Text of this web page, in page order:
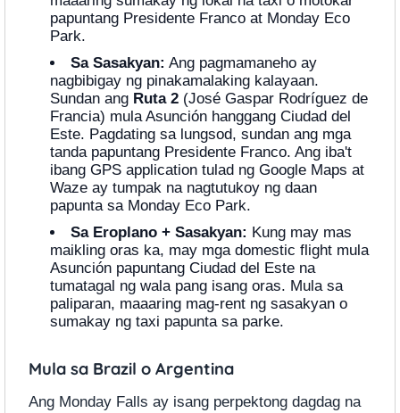
papuntang Presidente Franco at Monday Eco
Park.
Sa Sasakyan: Ang pagmamaneho ay
nagbibigay ng pinakamalaking kalayaan.
Sundan ang Ruta 2 (José Gaspar Rodríguez de
Francia) mula Asunción hanggang Ciudad del
Este. Pagdating sa lungsod, sundan ang mga
tanda papuntang Presidente Franco. Ang iba't
ibang GPS application tulad ng Google Maps at
Waze ay tumpak na nagtutukoy ng daan
papunta sa Monday Eco Park.
Sa Eroplano + Sasakyan: Kung may mas
maikling oras ka, may mga domestic flight mula
Asunción papuntang Ciudad del Este na
tumatagal ng wala pang isang oras. Mula sa
paliparan, maaaring mag-rent ng sasakyan o
sumakay ng taxi papunta sa parke.
Mula sa Brazil o Argentina
Ang Monday Falls ay isang perpektong dagdag na